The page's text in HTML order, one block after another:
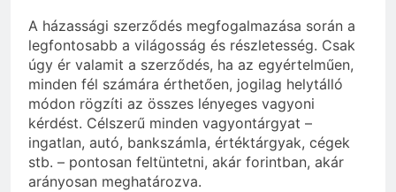
A házassági szerződés megfogalmazása során a
legfontosabb a világosság és részletesség. Csak
úgy ér valamit a szerződés, ha az egyértelműen,
minden fél számára érthetően, jogilag helytálló
módon rögzíti az összes lényeges vagyoni
kérdést. Célszerű minden vagyontárgyat –
ingatlan, autó, bankszámla, értéktárgyak, cégek
stb. – pontosan feltüntetni, akár forintban, akár
arányosan meghatározva.